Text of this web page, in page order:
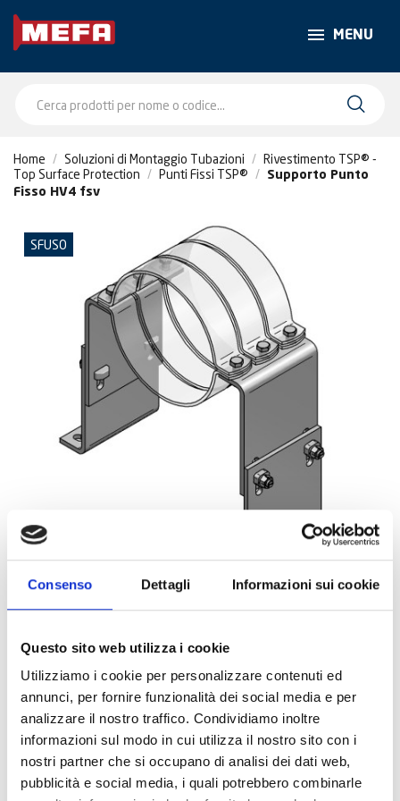
Consenso Dettagli Informazioni sui cookie
Questo sito web utilizza i cookie
Utilizziamo i cookie per personalizzare contenuti ed
annunci, per fornire funzionalità dei social media e per
analizzare il nostro traffico. Condividiamo inoltre
informazioni sul modo in cui utilizza il nostro sito con i
nostri partner che si occupano di analisi dei dati web,
pubblicità e social media, i quali potrebbero combinarle
MENU
Home Soluzioni di Montaggio Tubazioni
Rivestimento TSP® -
Top Surface Protection
Punti Fissi TSP®
Supporto Punto
Fisso HV4 fsv
SFUSO
00200408/FVZ
Supporto Punto Fisso HV4 fsv
Per visualizzare i prezzi e acquistare, devi